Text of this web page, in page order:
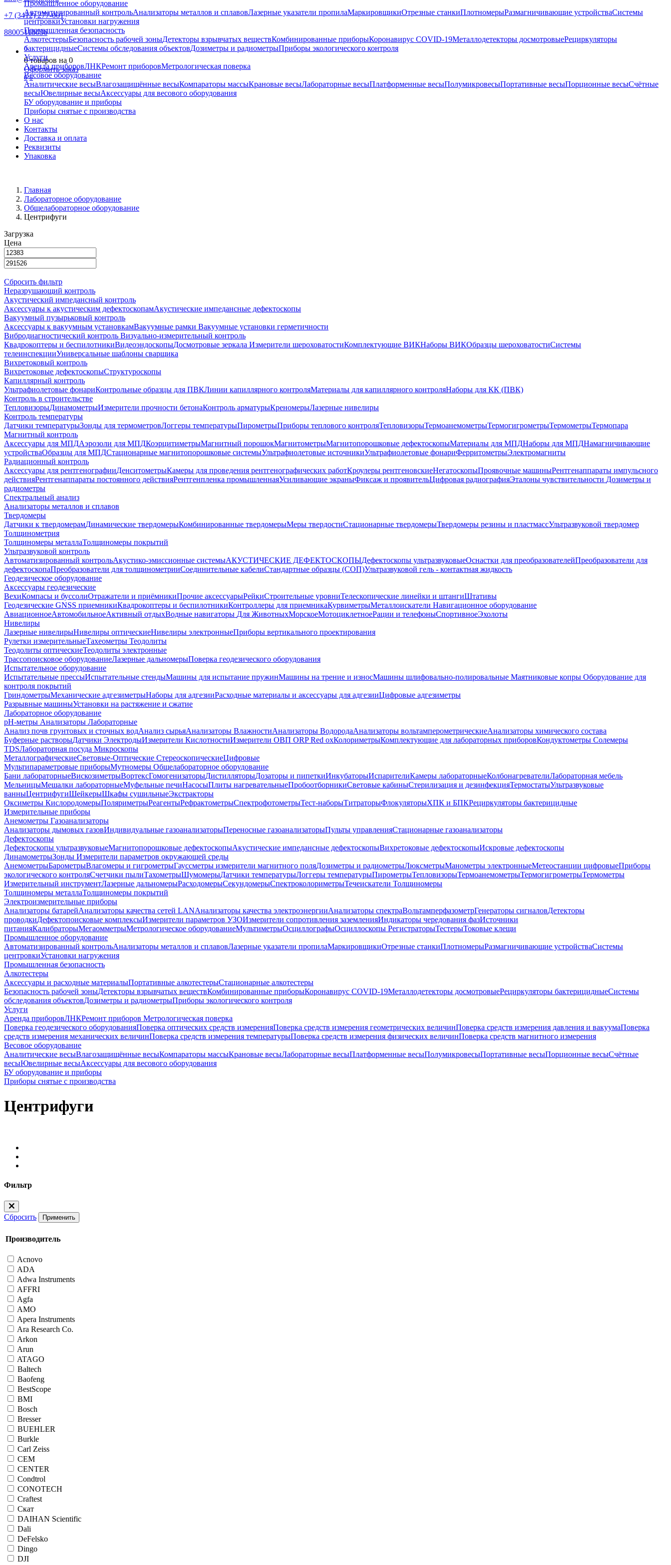
+7 (3412) 277-001
88005118036
0
0 товаров на 0
Оформить заказ
0 0
Промышленное оборудование
Автоматизированный контрольАнализаторы металлов и сплавовЛазерные указатели пропилаМаркировщикиОтрезные станкиПлотномерыРазмагничивающие устройстваСистемы
центровкиУстановки нагружения
Промышленная безопасность
АлкотестерыБезопасность рабочей зоныДетекторы взрывчатых веществКомбинированные приборыКоронавирус COVID-19Металлодетекторы досмотровыеРециркуляторы
бактерицидныеСистемы обследования объектовДозиметры и радиометрыПриборы экологического контроля
Услуги
Аренда приборовЛНКРемонт приборовМетрологическая поверка
Весовое оборудование
Аналитические весыВлагозащищённые весыКомпараторы массыКрановые весыЛабораторные весыПлатформенные весыПолумикровесыПортативные весыПорционные весыСчётные
весыЮвелирные весыАксессуары для весового оборудования
БУ оборудование и приборы
Приборы снятые с производства
О нас
Контакты
Доставка и оплата
Реквизиты
Упаковка
Главная
Лабораторное оборудование
Общелабораторное оборудование
Центрифуги
Загрузка
Цена
Сбросить фильтр
Неразрушающий контроль
Акустический импедансный контроль
Аксессуары к акустическим дефектоскопамАкустические импедансные дефектоскопы
Вакуумный пузырьковый контроль
Аксессуары к вакуумным установкамВакуумные рамки Вакуумные установки герметичности
Вибродиагностический контроль Визуально-измерительный контроль
Квадрокоптеры и беспилотникиВидеоэндоскопыДосмотровые зеркала Измерители шероховатостиКомплектующие ВИКНаборы ВИКОбразцы шероховатостиСистемы
телеинспекцииУниверсальные шаблоны сварщика
Вихретоковый контроль
Вихретоковые дефектоскопыСтруктуроскопы
Капиллярный контроль
Ультрафиолетовые фонариКонтрольные образцы для ПВКЛинии капиллярного контроляМатериалы для капиллярного контроляНаборы для КК (ПВК)
Контроль в строительстве
ТепловизорыДинамометрыИзмерители прочности бетонаКонтроль арматурыКреномерыЛазерные нивелиры
Контроль температуры
Датчики температурыЗонды для термометровЛоггеры температурыПирометрыПриборы теплового контроляТепловизорыТермоанемометрыТермогигрометрыТермометрыТермопара
Магнитный контроль
Аксессуары для МПДАэрозоли для МПДКоэрцитиметрыМагнитный порошокМагнитометрыМагнитопорошковые дефектоскопыМатериалы для МПДНаборы для МПДНамагничивающие
устройстваОбразцы для МПДСтационарные магнитопорошковые системыУльтрафиолетовые источникиУльтрафиолетовые фонариФерритометрыЭлектромагниты
Радиационный контроль
Аксессуары для рентгенографииДенситометрыКамеры для проведения рентгенографических работКроулеры рентгеновскиеНегатоскопыПроявочные машиныРентгенаппараты импульсного
действияРентгенаппараты постоянного действияРентгенпленка промышленнаяУсиливающие экраныФиксаж и проявительЦифровая радиографияЭталоны чувствительности Дозиметры и
радиометры
Спектральный анализ
Анализаторы металлов и сплавов
Твердомеры
Датчики к твердомерамДинамические твердомерыКомбинированные твердомерыМеры твердостиСтационарные твердомерыТвердомеры резины и пластмассУльтразвуковой твердомер
Толщинометрия
Толщиномеры металлаТолщиномеры покрытий
Ультразвуковой контроль
Автоматизированный контрольАкустико-эмиссионные системыАКУСТИЧЕСКИЕ ДЕФЕКТОСКОПЫДефектоскопы ультразвуковыеОснастки для преобразователейПреобразователи для
дефектоскопаПреобразователи для толщинометрииСоединительные кабелиСтандартные образцы (СОП)Ультразвуковой гель - контактная жидкость
Геодезическое оборудование
Аксессуары геодезические
ВехиКомпасы и буссолиОтражатели и приёмникиПрочие аксессуарыРейкиСтроительные уровниТелескопические линейки и штангиШтативы
Геодезические GNSS приемникиКвадрокоптеры и беспилотникиКонтроллеры для приемникаКурвиметрыМеталлоискатели Навигационное оборудование
АвиационноеАвтомобильноеАктивный отдыхВодные навигаторы Для ЖивотныхМорскоеМотоциклетноеРации и телефоныСпортивноеЭхолоты
Нивелиры
Лазерные нивелирыНивелиры оптическиеНивелиры электронныеПриборы вертикального проектирования
Рулетки измерительныеТахеометры Теодолиты
Теодолиты оптическиеТеодолиты электронные
Трассопоисковое оборудованиеЛазерные дальномерыПоверка геодезического оборудования
Испытательное оборудование
Испытательные прессыИспытательные стендыМашины для испытание пружинМашины на трение и износМашины шлифовально-полировальные Маятниковые копры Оборудование для
контроля покрытий
ГриндометрыМеханические адгезиметрыНаборы для адгезииРасходные материалы и аксессуары для адгезииЦифровые адгезиметры
Разрывные машиныУстановки на растяжение и сжатие
Лабораторное оборудование
pH-метры Анализаторы Лабораторные
Анализ почв грунтовых и сточных водАнализ сырьяАнализаторы ВлажностиАнализаторы ВодородаАнализаторы вольтамперометрическиеАнализаторы химического состава
Буферные растворыДатчики ЭлектродыИзмерители КислотностиИзмерители ОВП ORP Red oxКолориметрыКомплектующие для лабораторных приборовКондуктометры Солемеры
TDSЛабораторная посуда Микроскопы
МеталлографическиеСветовые-Оптические СтереоскопическиеЦифровые
Мультипараметровые приборыМутномеры Общелабораторное оборудование
Бани лабораторныеВискозиметрыВортексГомогенизаторыДистилляторыДозаторы и пипеткиИнкубаторыИспарителиКамеры лабораторныеКолбонагревателиЛабораторная мебель
МельницыМешалки лабораторныеМуфельные печиНасосыПлиты нагревательныеПробоотборникиСветовые кабиныСтерилизация и дезинфекцияТермостатыУльтразвуковые
ванныЦентрифугиШейкерыШкафы сушильныеЭкстракторы
Оксиметры КислородомерыПоляриметрыРеагентыРефрактометрыСпектрофотометрыТест-наборыТитраторыФлокуляторыХПК и БПКРециркуляторы бактерицидные
Измерительные приборы
Анемометры Газоанализаторы
Анализаторы дымовых газовИндивидуальные газоанализаторыПереносные газоанализаторыПульты управленияСтационарные газоанализаторы
Дефектоскопы
Дефектоскопы ультразвуковыеМагнитопорошковые дефектоскопыАкустические импедансные дефектоскопыВихретоковые дефектоскопыИскровые дефектоскопы
ДинамометрыЗонды Измерители параметров окружающей среды
АнемометрыБарометрыВлагомеры и гигрометрыГауссметры измерители магнитного поляДозиметры и радиометрыЛюксметрыМанометры электронныеМетеостанции цифровыеПриборы
экологического контроляСчетчики пылиТахометрыШумомерыДатчики температурыЛоггеры температурыПирометрыТепловизорыТермоанемометрыТермогигрометрыТермометры
Измерительный инструментЛазерные дальномерыРасходомерыСекундомерыСпектроколориметрыТечеискатели Толщиномеры
Толщиномеры металлаТолщиномеры покрытий
Электроизмерительные приборы
Анализаторы батарейАнализаторы качества сетей LANАнализаторы качества электроэнергииАнализаторы спектраВольтамперфазометрГенераторы сигналовДетекторы
проводкиДефектопоисковые комплексыИзмерители параметров УЗОИзмерители сопротивления заземленияИндикаторы чередования фазИсточники
питанияКалибраторыМегаомметрыМетрологическое оборудованиеМультиметрыОсциллографыОсциллоскопы РегистраторыТестерыТоковые клещи
Промышленное оборудование
Автоматизированный контрольАнализаторы металлов и сплавовЛазерные указатели пропилаМаркировщикиОтрезные станкиПлотномерыРазмагничивающие устройстваСистемы
центровкиУстановки нагружения
Промышленная безопасность
Алкотестеры
Аксессуары и расходные материалыПортативные алкотестерыСтационарные алкотестеры
Безопасность рабочей зоныДетекторы взрывчатых веществКомбинированные приборыКоронавирус COVID-19Металлодетекторы досмотровыеРециркуляторы бактерицидныеСистемы
обследования объектовДозиметры и радиометрыПриборы экологического контроля
Услуги
Аренда приборовЛНКРемонт приборов Метрологическая поверка
Поверка геодезического оборудованияПоверка оптических средств измеренияПоверка средств измерения геометрических величинПоверка средств измерения давления и вакуумаПоверка
средств измерения механических величинПоверка средств измерения температурыПоверка средств измерения физических величинПоверка средств магнитного измерения
Весовое оборудование
Аналитические весыВлагозащищённые весыКомпараторы массыКрановые весыЛабораторные весыПлатформенные весыПолумикровесыПортативные весыПорционные весыСчётные
весыЮвелирные весыАксессуары для весового оборудования
БУ оборудование и приборы
Приборы снятые с производства
Центрифуги
Фильтр
Сбросить Применить
Производитель
Acnovo
ADA
Adwa Instruments
AFFRI
Agfa
AMO
Apera Instruments
Ara Research Co.
Arkon
Arun
ATAGO
Baltech
Baofeng
BestScope
BMI
Bosch
Bresser
BUEHLER
Burkle
Carl Zeiss
CEM
CENTER
Condtrol
CONOTECH
Craftest
Cкат
DAIHAN Scientific
Dali
DeFelsko
Dingo
DJI